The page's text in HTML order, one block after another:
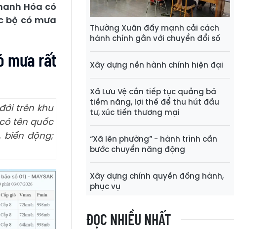
Hóa có
bộ có mưa
mưa rất
trên khu
tên quốc
biển động;
Thường Xuân đẩy mạnh cải cách
hành chính gắn với chuyển đổi số
Xây dựng nền hành chính hiện đại
Xã Lưu Vệ cần tiếp tục quảng bá
tiềm năng, lợi thế để thu hút đầu
tư, xúc tiến thương mại
“Xã lên phường” - hành trình cần
bước chuyển năng động
Xây dựng chính quyền đồng hành,
phục vụ
ĐỌC NHIỀU NHẤT